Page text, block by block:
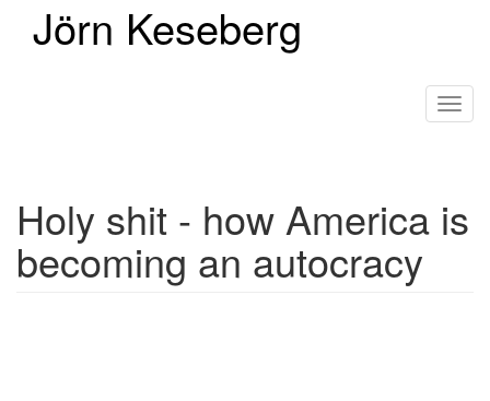
Jörn Keseberg
Holy shit - how America is
becoming an autocracy